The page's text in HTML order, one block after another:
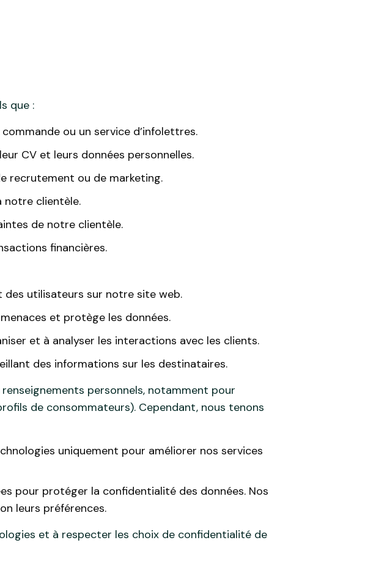
que :
ou un service d’infolettres.
CV et leurs données personnelles.
recrutement ou de marketing.
notre clientèle.
de notre clientèle.
financières.
utilisateurs sur notre site web.
et protège les données.
et à analyser les interactions avec les clients.
des informations sur les destinataires.
personnels, notamment pour
de consommateurs). Cependant, nous tenons
uniquement pour améliorer nos services
pour protéger la confidentialité des données. Nos
leurs préférences.
et à respecter les choix de confidentialité de